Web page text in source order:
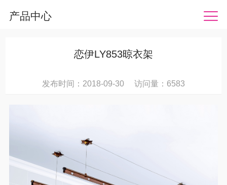
产品中心
恋伊LY853晾衣架
发布时间：2018-09-30 访问量：6583